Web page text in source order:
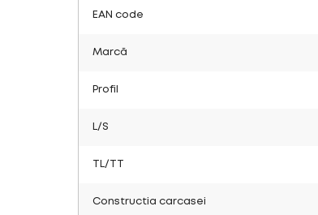
EAN code
Marcă
Profil
L/S
TL/TT
Constructia carcasei